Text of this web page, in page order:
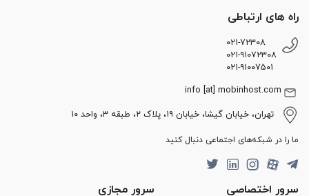
راه های ارتباطی
۰۲۱-۷۲۳۰۸
۰۲۱-۹۱۰۷۲۳۰۸
۰۲۱-۹۱۰۰۷۵۰۱
info [at] mobinhost.com
تهران، خیابان گیشا، خیابان ۱۹، پلاک ۲، طبقه ۳، واحد ۱۰
ما را در شبکه‌های اجتماعی دنبال کنید
سرور اختصاصی سرور مجازی